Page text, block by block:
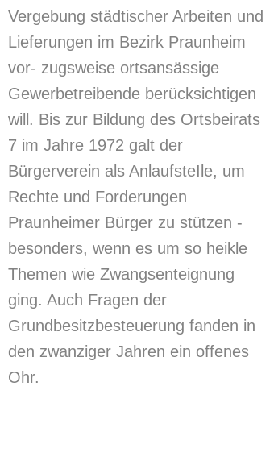
Vergebung städtischer Arbeiten und
Lieferungen im Bezirk Praunheim
vor- zugsweise ortsansässige
Gewerbetreibende berücksichtigen
will. Bis zur Bildung des Ortsbeirats
7 im Jahre 1972 galt der
Bürgerverein als AnlaufsteIle, um
Rechte und Forderungen
Praunheimer Bürger zu stützen -
besonders, wenn es um so heikle
Themen wie Zwangsenteignung
ging. Auch Fragen der
Grundbesitzbesteuerung fanden in
den zwanziger Jahren ein offenes
Ohr.